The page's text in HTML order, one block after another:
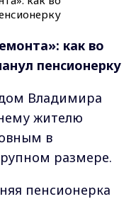
как во
пенсионерку
Владимира
жителю
в
размере.
пенсионерка